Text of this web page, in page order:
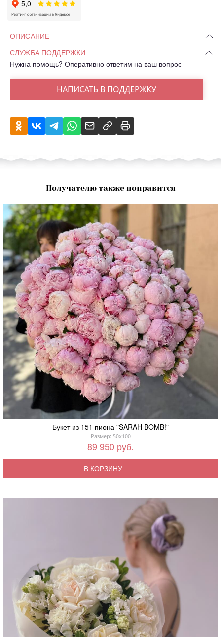
ОПИСАНИЕ
СЛУЖБА ПОДДЕРЖКИ
Нужна помощь? Оперативно ответим на ваш вопрос
НАПИСАТЬ В ПОДДЕРЖКУ
Получателю также понравится
Букет из 151 пиона "SARAH BOMB!"
Размер: 50x100
89 950 руб.
В КОРЗИНУ